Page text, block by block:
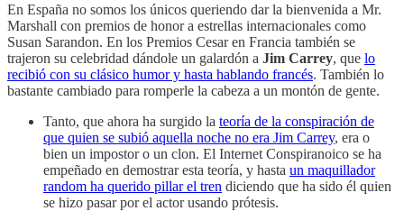
En España no somos los únicos queriendo dar la bienvenida a Mr.
Marshall con premios de honor a estrellas internacionales como
Susan Sarandon. En los Premios Cesar en Francia también se
trajeron su celebridad dándole un galardón a Jim Carrey, que lo
recibió con su clásico humor y hasta hablando francés. También lo
bastante cambiado para romperle la cabeza a un montón de gente.
Tanto, que ahora ha surgido la teoría de la conspiración de
que quien se subió aquella noche no era Jim Carrey, era o
bien un impostor o un clon. El Internet Conspiranoico se ha
empeñado en demostrar esta teoría, y hasta un maquillador
random ha querido pillar el tren diciendo que ha sido él quien
se hizo pasar por el actor usando prótesis.